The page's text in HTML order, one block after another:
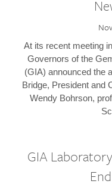
At its recent meeting
Governors of the
(GIA) announced the
Bridge, President and
Wendy Bohrson,
GIA